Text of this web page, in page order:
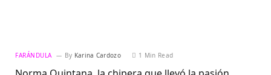
FARÁNDULA By Karina Cardozo 1 Min Read